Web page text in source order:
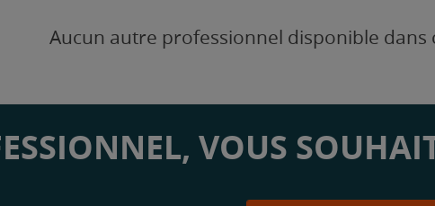
Aucun autre professionnel disponible dans
VOUS